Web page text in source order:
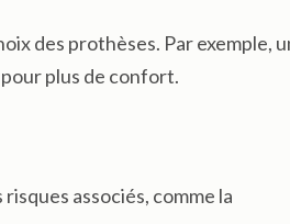
des prothèses. Par exemple,
plus de confort.
associés, comme la